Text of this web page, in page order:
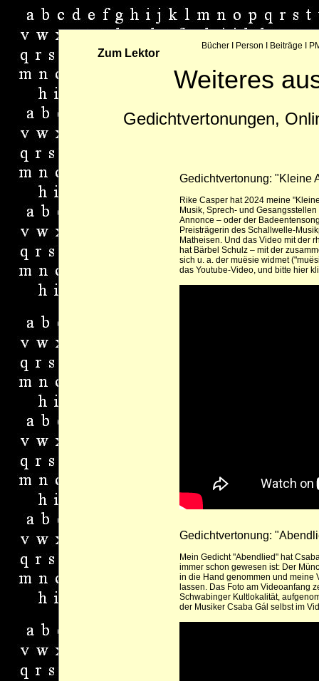
Zum Lektor
Bücher Person Beiträge
Weiteres
Gedichtvertonungen,
Gedichtvertonung: "Kleine
Rike Casperhat 2024 meine
Musik, Sprech- und
Annonce – oder der
Preisträgerin des Schallwelle-
Matheisen. Und das Video mit der
hat Bärbel Schulz – mit der
sich u. a. der muësie widmet
das Youtube-Video, und bitte hier
Gedichtvertonung:
Mein Gedicht "Abendlied" hat
immer schon gewesen ist: Der
in die Hand genommen und meine
lassen. Das Foto am Videoanfang
Schwabinger Kultlokalität,
der Musiker Csaba Gál selbst im